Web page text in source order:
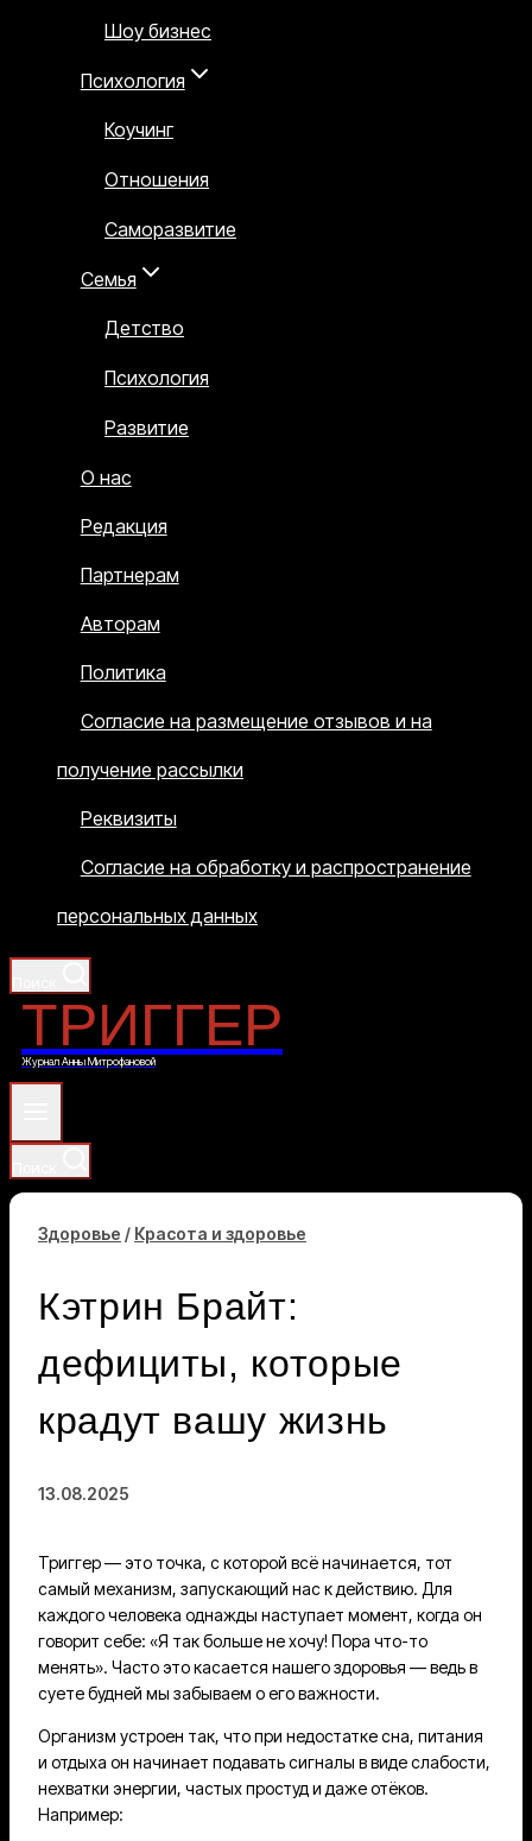
Шоу бизнес
Психология
Коучинг
Отношения
Саморазвитие
Семья
Детство
Психология
Развитие
О нас
Редакция
Партнерам
Авторам
Политика
Согласие на размещение отзывов и на
получение рассылки
Реквизиты
Согласие на обработку и распространение
персональных данных
ТРИГГЕР
Журнал Анны Митрофановой
Здоровье / Красота и здоровье
Кэтрин Брайт:
дефициты, которые
крадут вашу жизнь
13.08.2025
Триггер — это точка, с которой всё начинается, тот
самый механизм, запускающий нас к действию. Для
каждого человека однажды наступает момент, когда он
говорит себе: «Я так больше не хочу! Пора что-то
менять». Часто это касается нашего здоровья — ведь в
суете будней мы забываем о его важности.
Организм устроен так, что при недостатке сна, питания
и отдыха он начинает подавать сигналы в виде слабости,
нехватки энергии, частых простуд и даже отёков.
Например: